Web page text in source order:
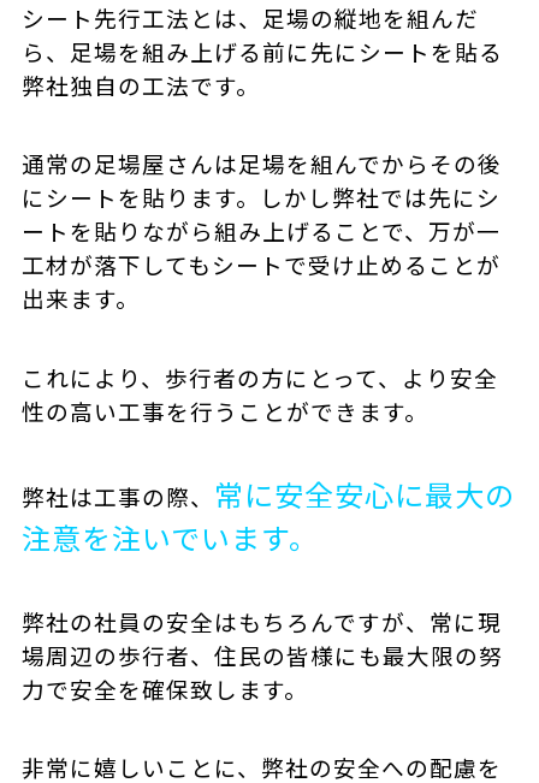
シート先行工法とは、足場の縦地を組んだ
ら、足場を組み上げる前に先にシートを貼る
弊社独自の工法です。
通常の足場屋さんは足場を組んでからその後
にシートを貼ります。しかし弊社では先にシ
ートを貼りながら組み上げることで、万が一
工材が落下してもシートで受け止めることが
出来ます。
これにより、歩行者の方にとって、より安全
性の高い工事を行うことができます。
弊社は工事の際、 常に安全安心に最大の
注意を注いでいます。
弊社の社員の安全はもちろんですが、常に現
場周辺の歩行者、住民の皆様にも最大限の努
力で安全を確保致します。
非常に嬉しいことに、弊社の安全への配慮を